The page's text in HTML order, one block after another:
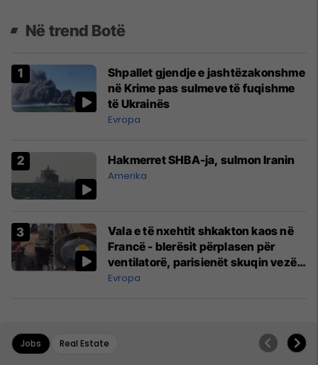
Në trend Botë
Shpallet gjendje e jashtëzakonshme
në Krime pas sulmeve të fuqishme
të Ukrainës
Evropa
Hakmerret SHBA-ja, sulmon Iranin
Amerika
Vala e të nxehtit shkakton kaos në
Francë - blerësit përplasen për
ventilatorë, parisienët skuqin vezë
në dritare
Evropa
Jobs Real Estate